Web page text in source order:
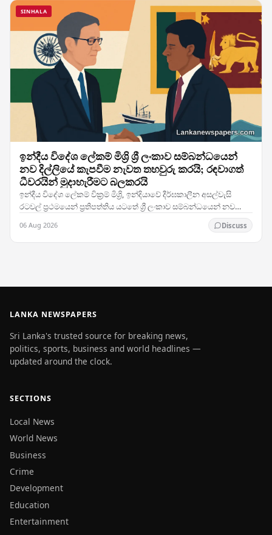
SINHALA
ඉන්දීය විදේශ ලේකම් මිශ්‍රි ශ්‍රී ලංකාව සම්බන්ධයෙන්
නව දිල්ලියේ කැපවීම නැවත තහවුරු කරයි; රඳවාගත්
ධීවරයින් මුදාහැරීමට බලකරයි
ඉන්දීය විදේශ ලේකම් වික්‍රම් මිශ්‍රි, ඉන්දියාවේ දීර්ඝකාලීන අසල්වැසි
රටවල් ප්‍රථමයෙන් ප්‍රතිපත්තිය යටතේ ශ්‍රී ලංකාව සම්බන්ධයෙන් නව
06 Aug 2026 Discuss
LANKA NEWSPAPERS
Sri Lanka's trusted source for breaking news,
politics, sports, business and world headlines —
updated around the clock.
SECTIONS
Local News
World News
Business
Crime
Development
Education
Entertainment